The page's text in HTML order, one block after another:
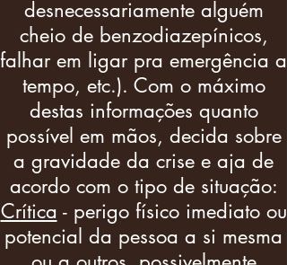
desnecessariamente alguém
cheio de benzodiazepínicos,
falhar em ligar pra emergência a
tempo, etc.). Com o máximo
destas informações quanto
possível em mãos, decida sobre
a gravidade da crise e aja de
acordo com o tipo de situação:
Crítica - perigo físico imediato ou
potencial da pessoa a si mesma